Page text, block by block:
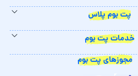
پت بوم پلاس
خدمات پت بوم
مجوزهای پت بوم